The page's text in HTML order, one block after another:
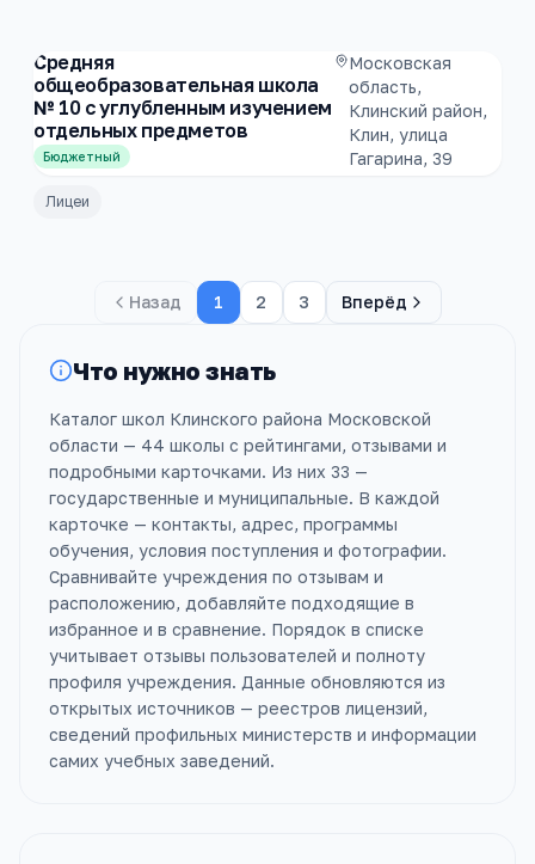
Средняя
общеобразовательная школа
№ 10 с углубленным изучением
отдельных предметов
Бюджетный
Московская
область,
Клинский район,
Клин, улица
Гагарина, 39
Лицеи
Назад 1 2 3 Вперёд
Что нужно знать
Каталог школ Клинского района Московской
области — 44 школы с рейтингами, отзывами и
подробными карточками. Из них 33 —
государственные и муниципальные. В каждой
карточке — контакты, адрес, программы
обучения, условия поступления и фотографии.
Сравнивайте учреждения по отзывам и
расположению, добавляйте подходящие в
избранное и в сравнение. Порядок в списке
учитывает отзывы пользователей и полноту
профиля учреждения. Данные обновляются из
открытых источников — реестров лицензий,
сведений профильных министерств и информации
самих учебных заведений.